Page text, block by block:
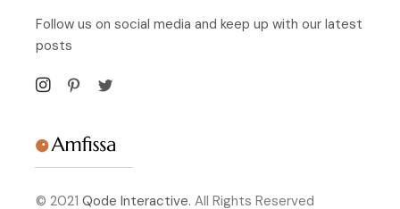
Follow us on social media and keep up with our latest
posts
© 2021 Qode Interactive. All Rights Reserved